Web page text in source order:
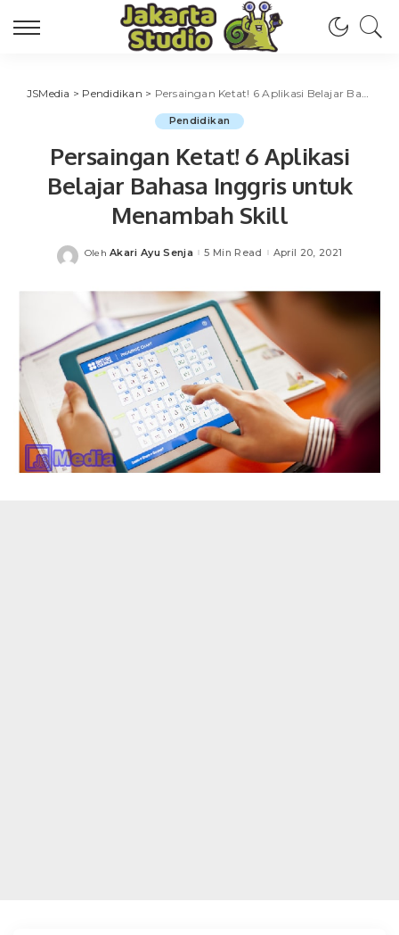
JSMedia > Pendidikan > Persaingan Ketat! 6 Aplikasi Belajar Bahasa Inggris untuk Menambah Skill
Pendidikan
Persaingan Ketat! 6 Aplikasi
Belajar Bahasa Inggris untuk
Menambah Skill
Posted
Oleh Akari Ayu Senja 5 Min Read April 20, 2021